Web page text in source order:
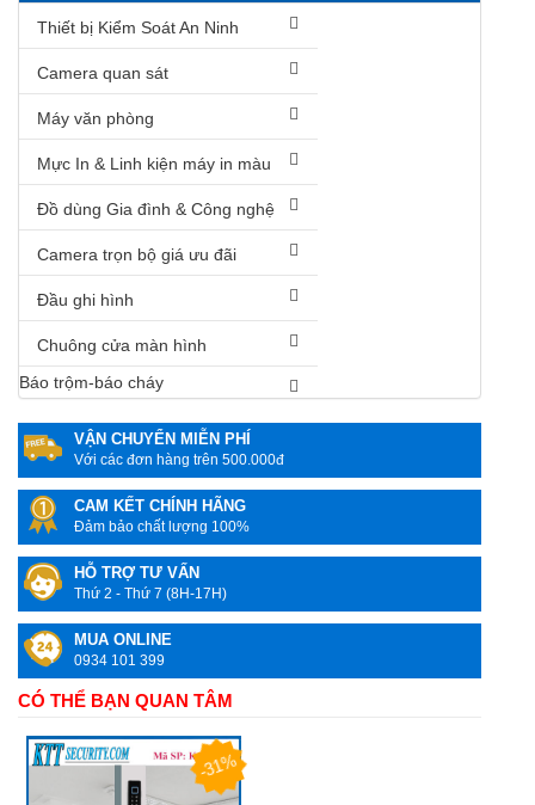
Thiết bị Kiểm Soát An Ninh
Camera quan sát
Máy văn phòng
Mực In & Linh kiện máy in màu
Đồ dùng Gia đình & Công nghệ
Camera trọn bộ giá ưu đãi
Đầu ghi hình
Chuông cửa màn hình
Báo trộm-báo cháy
VẬN CHUYỂN MIỄN PHÍ
Với các đơn hàng trên 500.000đ
CAM KẾT CHÍNH HÃNG
Đảm bảo chất lượng 100%
HỖ TRỢ TƯ VẤN
Thứ 2 - Thứ 7 (8H-17H)
MUA ONLINE
0934 101 399
CÓ THỂ BẠN QUAN TÂM
-31%